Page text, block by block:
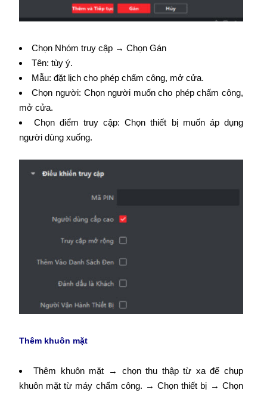
Chọn Nhóm truy cập → Chọn Gán
Tên: tùy ý.
Mẫu: đặt lịch cho phép chấm công, mở cửa.
Chọn người: Chọn người muốn cho phép chấm công,
mở cửa.
Chọn điểm truy cập: Chọn thiết bị muốn áp dụng
người dùng xuống.
Thêm khuôn mặt
Thêm khuôn mặt → chọn thu thập từ xa để chụp
khuôn mặt từ máy chấm công. → Chọn thiết bị → Chọn